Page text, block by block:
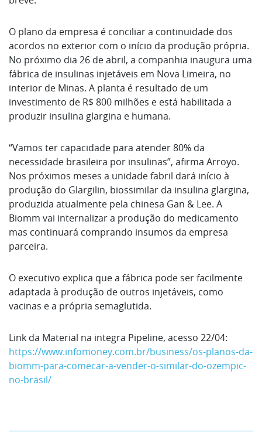
O plano da empresa é conciliar a continuidade dos
acordos no exterior com o início da produção própria.
No próximo dia 26 de abril, a companhia inaugura uma
fábrica de insulinas injetáveis em Nova Limeira, no
interior de Minas. A planta é resultado de um
investimento de R$ 800 milhões e está habilitada a
produzir insulina glargina e humana.
“Vamos ter capacidade para atender 80% da
necessidade brasileira por insulinas”, afirma Arroyo.
Nos próximos meses a unidade fabril dará início à
produção do Glargilin, biossimilar da insulina glargina,
produzida atualmente pela chinesa Gan & Lee. A
Biomm vai internalizar a produção do medicamento
mas continuará comprando insumos da empresa
parceira.
O executivo explica que a fábrica pode ser facilmente
adaptada à produção de outros injetáveis, como
vacinas e a própria semaglutida.
Link da Material na integra Pipeline, acesso 22/04:
https://www.infomoney.com.br/business/os-planos-da-
biomm-para-comecar-a-vender-o-similar-do-ozempic-
no-brasil/